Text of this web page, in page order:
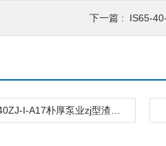
下一篇 : IS65-